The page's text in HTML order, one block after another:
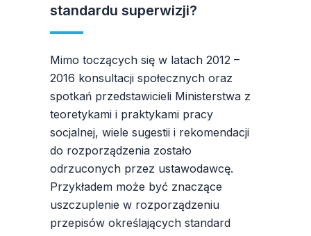
standardu superwizji?
Mimo toczących się w latach 2012 –
2016 konsultacji społecznych oraz
spotkań przedstawicieli Ministerstwa z
teoretykami i praktykami pracy
socjalnej, wiele sugestii i rekomendacji
do rozporządzenia zostało
odrzuconych przez ustawodawcę.
Przykładem może być znaczące
uszczuplenie w rozporządzeniu
przepisów określających standard